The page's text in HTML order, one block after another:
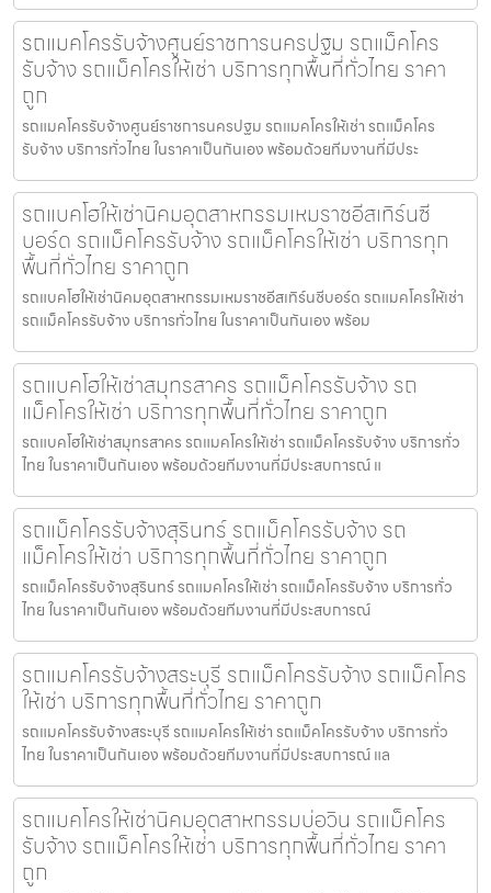
รถแมคโครรับจ้างศูนย์ราชการนครปฐม รถแม็คโคร
รับจ้าง รถแม็คโครให้เช่า บริการทุกพื้นที่ทั่วไทย ราคา
ถูก
รถแมคโครรับจ้างศูนย์ราชการนครปฐม รถแมคโครให้เช่า รถแม็คโคร
รับจ้าง บริการทั่วไทย ในราคาเป็นกันเอง พร้อมด้วยทีมงานที่มีประ
รถแบคโฮให้เช่านิคมอุตสาหกรรมเหมราชอีสเทิร์นซี
บอร์ด รถแม็คโครรับจ้าง รถแม็คโครให้เช่า บริการทุก
พื้นที่ทั่วไทย ราคาถูก
รถแบคโฮให้เช่านิคมอุตสาหกรรมเหมราชอีสเทิร์นซีบอร์ด รถแมคโครให้เช่า
รถแม็คโครรับจ้าง บริการทั่วไทย ในราคาเป็นกันเอง พร้อม
รถแบคโฮให้เช่าสมุทรสาคร รถแม็คโครรับจ้าง รถ
แม็คโครให้เช่า บริการทุกพื้นที่ทั่วไทย ราคาถูก
รถแบคโฮให้เช่าสมุทรสาคร รถแมคโครให้เช่า รถแม็คโครรับจ้าง บริการทั่ว
ไทย ในราคาเป็นกันเอง พร้อมด้วยทีมงานที่มีประสบการณ์ แ
รถแม็คโครรับจ้างสุรินทร์ รถแม็คโครรับจ้าง รถ
แม็คโครให้เช่า บริการทุกพื้นที่ทั่วไทย ราคาถูก
รถแม็คโครรับจ้างสุรินทร์ รถแมคโครให้เช่า รถแม็คโครรับจ้าง บริการทั่ว
ไทย ในราคาเป็นกันเอง พร้อมด้วยทีมงานที่มีประสบการณ์
รถแมคโครรับจ้างสระบุรี รถแม็คโครรับจ้าง รถแม็คโคร
ให้เช่า บริการทุกพื้นที่ทั่วไทย ราคาถูก
รถแมคโครรับจ้างสระบุรี รถแมคโครให้เช่า รถแม็คโครรับจ้าง บริการทั่ว
ไทย ในราคาเป็นกันเอง พร้อมด้วยทีมงานที่มีประสบการณ์ แล
รถแมคโครให้เช่านิคมอุตสาหกรรมบ่อวิน รถแม็คโคร
รับจ้าง รถแม็คโครให้เช่า บริการทุกพื้นที่ทั่วไทย ราคา
ถูก